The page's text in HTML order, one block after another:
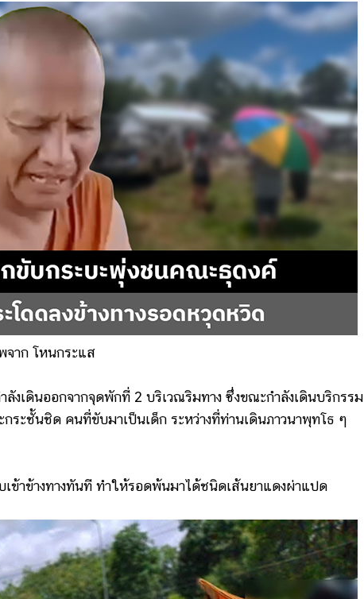
จาก โหนกระแส
นออกจากจุดพักที่ 2 บริเวณริมทาง ซึ่งขณะกำลังเดินบริกรรม
กระชั้นชิด คนที่ขับมาเป็นเด็ก ระหว่างที่ท่านเดินภาวนาพุทโธ ๆ
างทางทันที ทำให้รอดพ้นมาได้ชนิดเส้นยาแดงผ่าแปด